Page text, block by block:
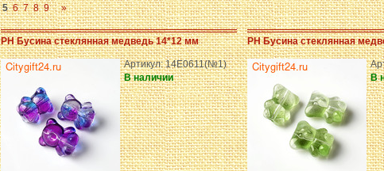
5 6 7 8 9 »
PH Бусина стеклянная медведь 14*12 мм
Артикул: 14E0611(№1)
В наличии
PH Бусина стеклянная
В